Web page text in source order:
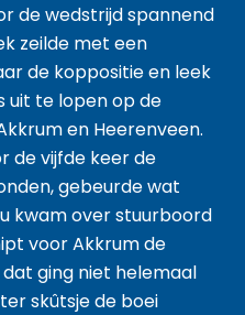
de wedstrijd spannend
zeilde met een
de koppositie en leek
uit te lopen op de
en Heerenveen.
de vijfde keer de
gebeurde wat
kwam over stuurboord
voor Akkrum de
ging niet helemaal
skûtsje de boei